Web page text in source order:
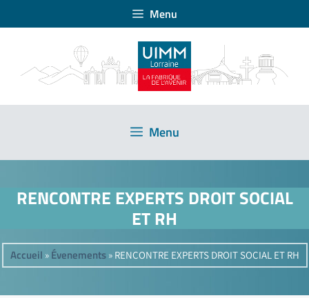
Menu
Menu
RENCONTRE EXPERTS DROIT SOCIAL
ET RH
Accueil » Évenements» RENCONTRE EXPERTS DROIT SOCIAL ET RH